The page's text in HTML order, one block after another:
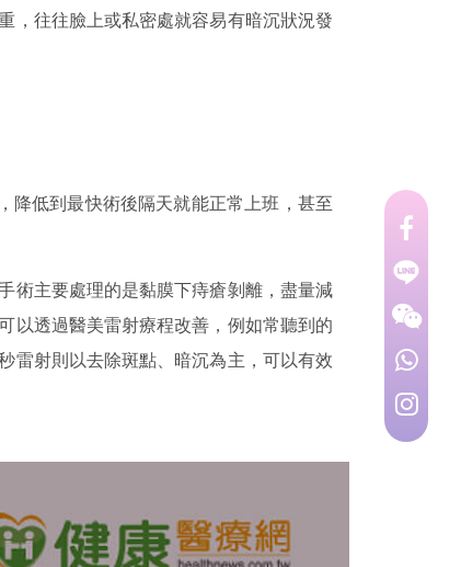
，往往臉上或私密處就容易有暗沉狀況發
降低到最快術後隔天就能正常上班，甚至
術主要處理的是黏膜下痔瘡剝離，盡量減
以透過醫美雷射療程改善，例如常聽到的
雷射則以去除斑點、暗沉為主，可以有效